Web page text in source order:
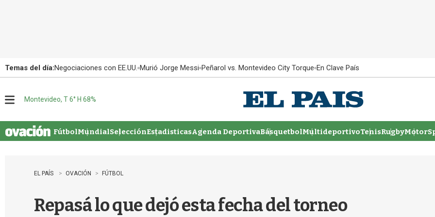
Temas del día:Negociaciones con EE.UU. Murió Jorge Messi Peñarol vs. Montevideo City Torque En Clave País
u
Montevideo, T 6° H 68%
FútbolMundialSelecciónEstadisticasAgenda DeportivaBásquetbolMultideportivoTenisRugby
EL PAÍS OVACIÓN FÚTBOL
Repasá lo que dejó esta fecha del torneo